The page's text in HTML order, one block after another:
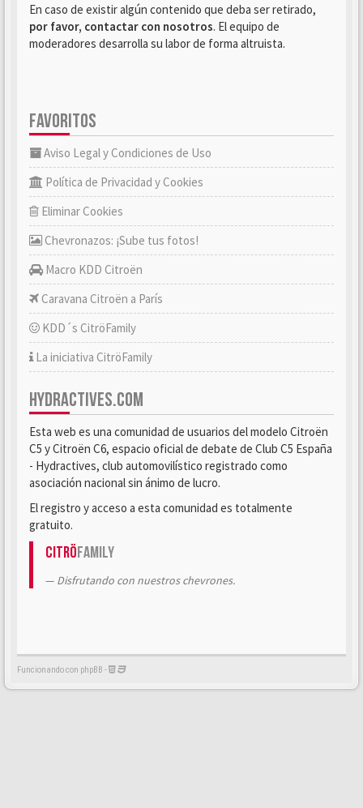
En caso de existir algún contenido que deba ser retirado,
por favor, contactar con nosotros. El equipo de
moderadores desarrolla su labor de forma altruista.
FAVORITOS
Aviso Legal y Condiciones de Uso
Política de Privacidad y Cookies
Eliminar Cookies
Chevronazos: ¡Sube tus fotos!
Macro KDD Citroën
Caravana Citroën a París
KDD´s CitröFamily
La iniciativa CitröFamily
HYDRACTIVES.COM
Esta web es una comunidad de usuarios del modelo Citroën
C5 y Citroën C6, espacio oficial de debate de Club C5 España
- Hydractives, club automovilístico registrado como
asociación nacional sin ánimo de lucro.
El registro y acceso a esta comunidad es totalmente
gratuito.
CitröFamily
Disfrutando con nuestros chevrones.
Funcionando con phpBB -